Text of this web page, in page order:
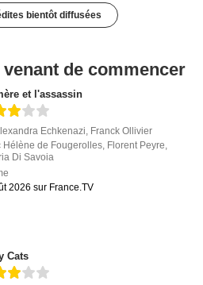
bientôt diffusées
de commencer
et l'assassin
Echkenazi, Franck Ollivier
Hélène de Fougerolles, Florent Peyre,
Di Savoia
2026 sur France.TV
Cats